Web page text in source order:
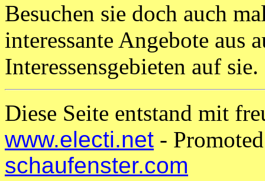
Besuchen sie doch auch
interessante Angebote aus
Interessensgebieten auf sie.
Diese Seite entstand mit
www.electi.net -
schaufenster.com